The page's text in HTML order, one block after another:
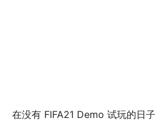
在没有 FIFA21 Demo 试玩的日